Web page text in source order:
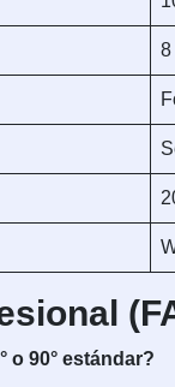
8
o 90° estándar?